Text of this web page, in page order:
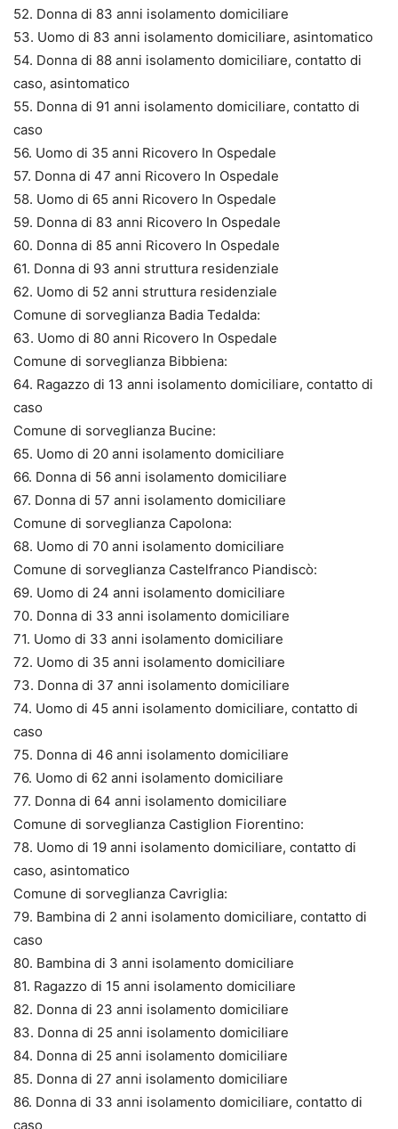
52. Donna di 83 anni isolamento domiciliare
53. Uomo di 83 anni isolamento domiciliare, asintomatico
54. Donna di 88 anni isolamento domiciliare, contatto di
caso, asintomatico
55. Donna di 91 anni isolamento domiciliare, contatto di
caso
56. Uomo di 35 anni Ricovero In Ospedale
57. Donna di 47 anni Ricovero In Ospedale
58. Uomo di 65 anni Ricovero In Ospedale
59. Donna di 83 anni Ricovero In Ospedale
60. Donna di 85 anni Ricovero In Ospedale
61. Donna di 93 anni struttura residenziale
62. Uomo di 52 anni struttura residenziale
Comune di sorveglianza Badia Tedalda:
63. Uomo di 80 anni Ricovero In Ospedale
Comune di sorveglianza Bibbiena:
64. Ragazzo di 13 anni isolamento domiciliare, contatto di
caso
Comune di sorveglianza Bucine:
65. Uomo di 20 anni isolamento domiciliare
66. Donna di 56 anni isolamento domiciliare
67. Donna di 57 anni isolamento domiciliare
Comune di sorveglianza Capolona:
68. Uomo di 70 anni isolamento domiciliare
Comune di sorveglianza Castelfranco Piandiscò:
69. Uomo di 24 anni isolamento domiciliare
70. Donna di 33 anni isolamento domiciliare
71. Uomo di 33 anni isolamento domiciliare
72. Uomo di 35 anni isolamento domiciliare
73. Donna di 37 anni isolamento domiciliare
74. Uomo di 45 anni isolamento domiciliare, contatto di
caso
75. Donna di 46 anni isolamento domiciliare
76. Uomo di 62 anni isolamento domiciliare
77. Donna di 64 anni isolamento domiciliare
Comune di sorveglianza Castiglion Fiorentino:
78. Uomo di 19 anni isolamento domiciliare, contatto di
caso, asintomatico
Comune di sorveglianza Cavriglia:
79. Bambina di 2 anni isolamento domiciliare, contatto di
caso
80. Bambina di 3 anni isolamento domiciliare
81. Ragazzo di 15 anni isolamento domiciliare
82. Donna di 23 anni isolamento domiciliare
83. Donna di 25 anni isolamento domiciliare
84. Donna di 25 anni isolamento domiciliare
85. Donna di 27 anni isolamento domiciliare
86. Donna di 33 anni isolamento domiciliare, contatto di
caso